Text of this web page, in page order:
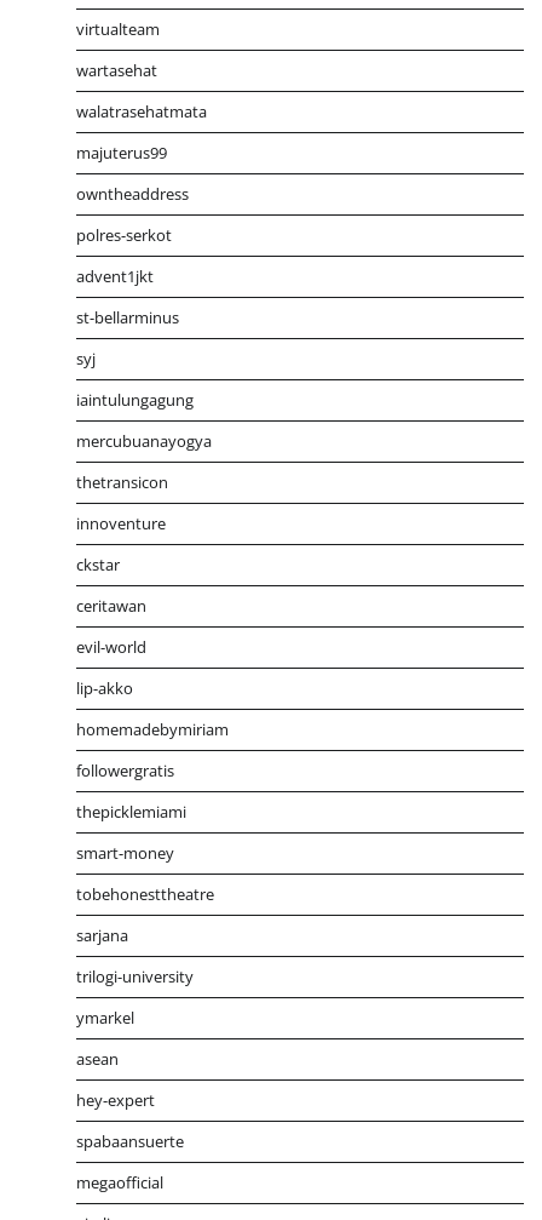
virtualteam
wartasehat
walatrasehatmata
majuterus99
owntheaddress
polres-serkot
advent1jkt
st-bellarminus
syj
iaintulungagung
mercubuanayogya
thetransicon
innoventure
ckstar
ceritawan
evil-world
lip-akko
homemadebymiriam
followergratis
thepicklemiami
smart-money
tobehonesttheatre
sarjana
trilogi-university
ymarkel
asean
hey-expert
spabaansuerte
megaofficial